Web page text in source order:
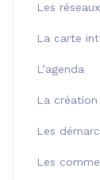
Les
La carte
L’agenda
La création
Les
Les